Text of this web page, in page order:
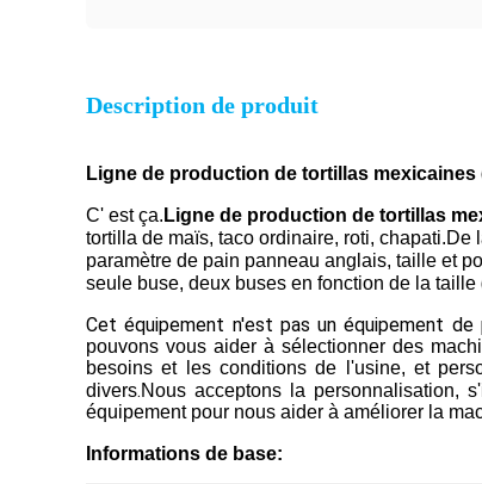
Description de produit
Ligne de production de tortillas
C' est ça. Ligne de production de tortillas
tortilla de maïs, taco ordinaire, roti,
paramètre de pain panneau anglais, taille et
seule buse, deux buses en fonction de la taille
Cet équipement n'est pas un équipement
pouvons vous aider à sélectionner des
besoins et les conditions de l'usine, et
divers.Nous acceptons la personnalisation,
équipement pour nous aider à améliorer la
Informations de base: